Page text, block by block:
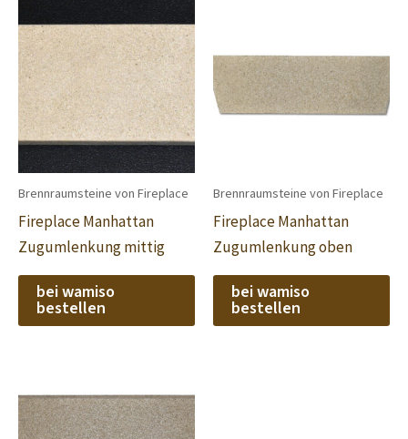
Brennraumsteine von Fireplace
Fireplace Manhattan
Zugumlenkung mittig
bei wamiso
bestellen
Brennraumsteine von Fireplace
Fireplace Manhattan
Zugumlenkung oben
bei wamiso
bestellen